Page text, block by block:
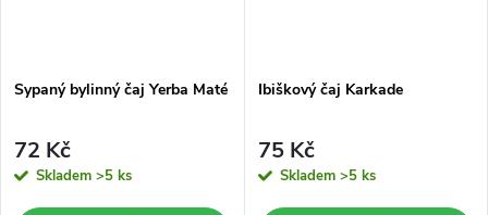
Sypaný bylinný čaj Yerba Maté
72 Kč
Skladem >5 ks
Ibiškový čaj Karkade
75 Kč
Skladem >5 ks